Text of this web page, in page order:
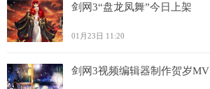
剑网3“盘龙凤舞”今日上架
01月23日 11:20
剑网3视频编辑器制作贺岁MV